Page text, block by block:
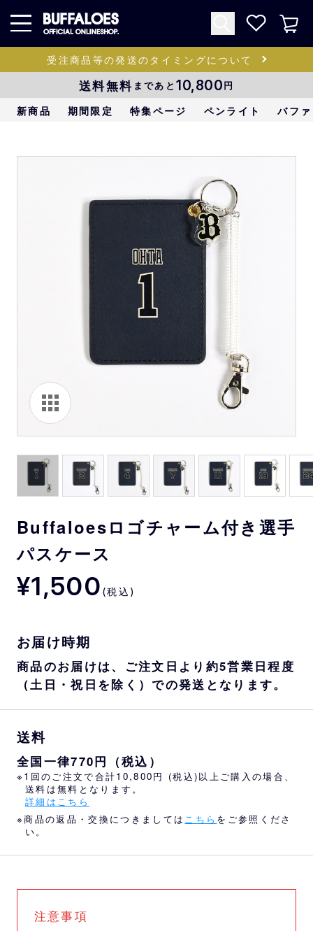
受注商品等の発送のタイミングについて
送料無料 まであと 10,800円
新商品 期間限定 特集ページ ペンライト バフ
Buffaloesロゴチャーム付き選手
パスケース
¥1,500 (税込)
お届け時期
商品のお届けは、ご注文日より約5営業日程度
（土日・祝日を除く）での発送となります。
送料
全国一律770円（税込）
※1回のご注文で合計10,800円 (税込)以上ご購入の場合、
送料は無料となります。
詳細はこちら
※商品の返品・交換につきましては こちら をご参照くださ
い。
注意事項